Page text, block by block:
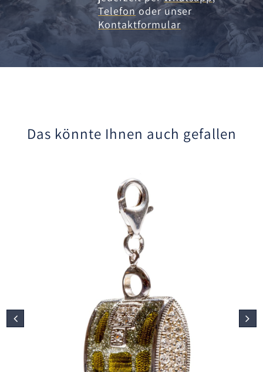
Telefonoder unser
Kontaktformular
Das könnte Ihnen auch gefallen